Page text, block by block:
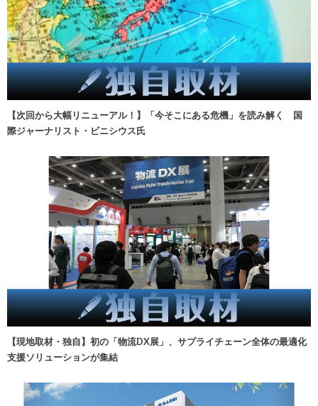
【次回から大幅リニューアル！】「今そこにある危機」を読み解く 国
際ジャーナリスト・ビニシウス氏
【現地取材・独自】初の「物流DX展」、サプライチェーン全体の最適化
支援ソリューションが集結